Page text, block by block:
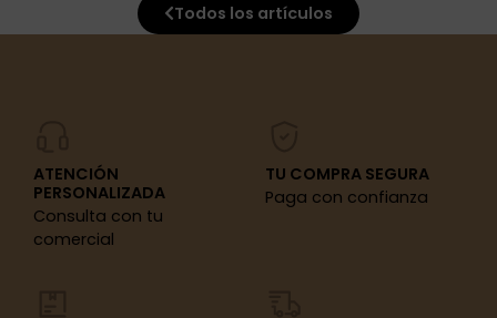
Todos los artículos
ATENCIÓN
PERSONALIZADA
Consulta con tu
comercial
TU COMPRA SEGURA
Paga con confianza